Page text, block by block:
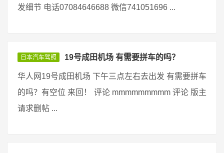
发细节 电话07084646688 微信741051696 ...
日本汽车驾照 19号成田机场 有需要拼车的吗？
华人网19号成田机场 下午三点左右去出发 有需要拼车
的吗？有空位 来回！ 评论 mmmmmmmmm 评论 版主
请求删帖 ...